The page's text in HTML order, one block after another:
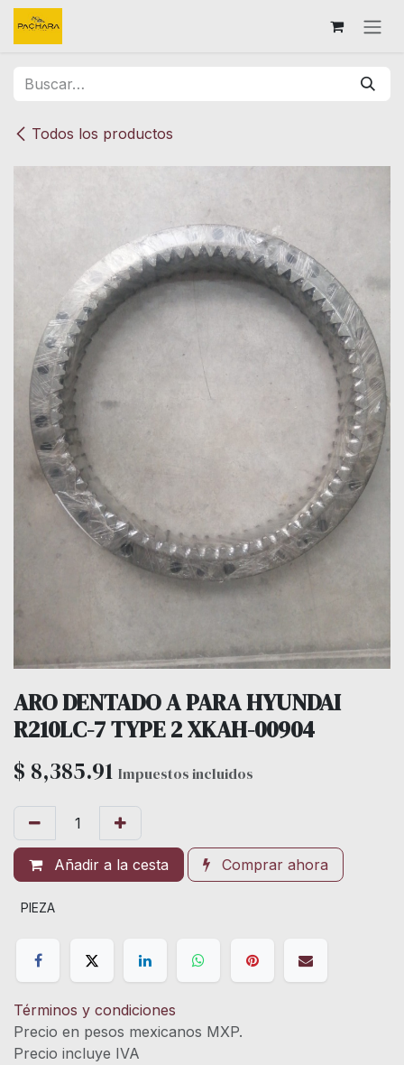
Ir al contenido
Todos los productos
ARO DENTADO A PARA HYUNDAI
R210LC-7 TYPE 2 XKAH-00904
$ 8,385.91 Impuestos incluidos
Añadir a la cesta Comprar ahora
PIEZA
Términos y condiciones
Precio en pesos mexicanos MXP.
Precio incluye IVA